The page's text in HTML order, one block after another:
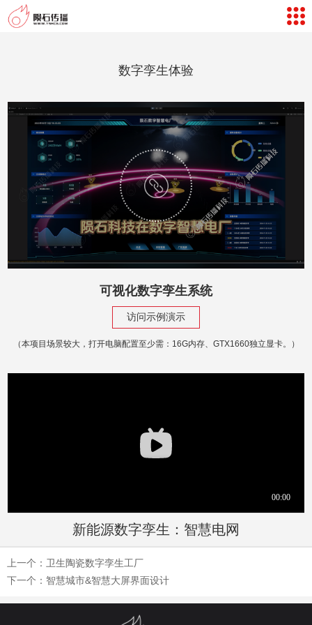
网站导航
新闻中心
关于我们
联系我们
客户评价
返回首页
数字孪生体验
可视化数字孪生系统
访问示例演示
（本项目场景较大，打开电脑配置至少需：16G内存、GTX1660独立显卡。）
新能源数字孪生：智慧电网
上一个： 卫生陶瓷数字孪生工厂
下一个： 智慧城市&智慧大屏界面设计